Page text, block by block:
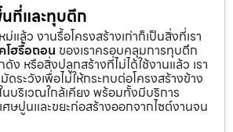
ที่และทุบตึก
แล้ว งานรื้อโครงสร้างเก่าก็เป็นสิ่งที่เรา
โฮรื้อถอน ของเราครอบคลุมการทุบตึก
ดัง หรือสิ่งปลูกสร้างที่ไม่ได้ใช้งานแล้ว เรา
ระวังเพื่อไม่ให้กระทบต่อโครงสร้างข้าง
นบริเวณใกล้เคียง พร้อมทั้งมีบริการ
ษปูนและขยะก่อสร้างออกจากไซต์งานจน